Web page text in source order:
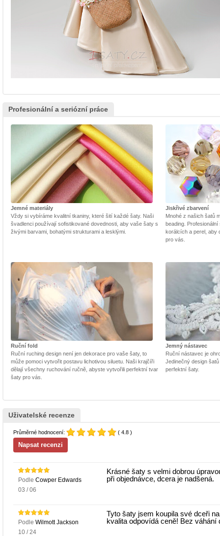
Profesionální a seriózní práce
Jemné materiály
Vždy si vybíráme kvalitní tkaniny, které šití každé šaty. Naši
švadlenci používají sofistikované dovednosti, aby vaše šaty s
živými barvami, bohatými strukturami a lesklými.
Jiskřivé zbarvení
Mnohé z našich šatů
beading.
korálcích a perel, aby
pro vás.
Ruční fold
Ruční ruching design není jen dekorace pro vaše šaty, to
může pomoci vytvořit postavu lichotivou siluetu. Naši krajčíři
dělají všechny ruchování ručně, abyste vytvořili perfektní tvar
šaty pro vás.
Jemný nástavec
Ruční nástavec je
Jedinečný design
perfektní šaty.
Uživatelské recenze
Průměrné hodnocení: ( 4.8 )
Podle Cowper Edwards
03 / 06
Krásné šaty s velmi dobrou
při objednávce, dcera je nadšená.
Podle Wilmott Jackson
10 / 24
Tyto šaty jsem koupila své dceři
kvalita odpovídá ceně! Bez